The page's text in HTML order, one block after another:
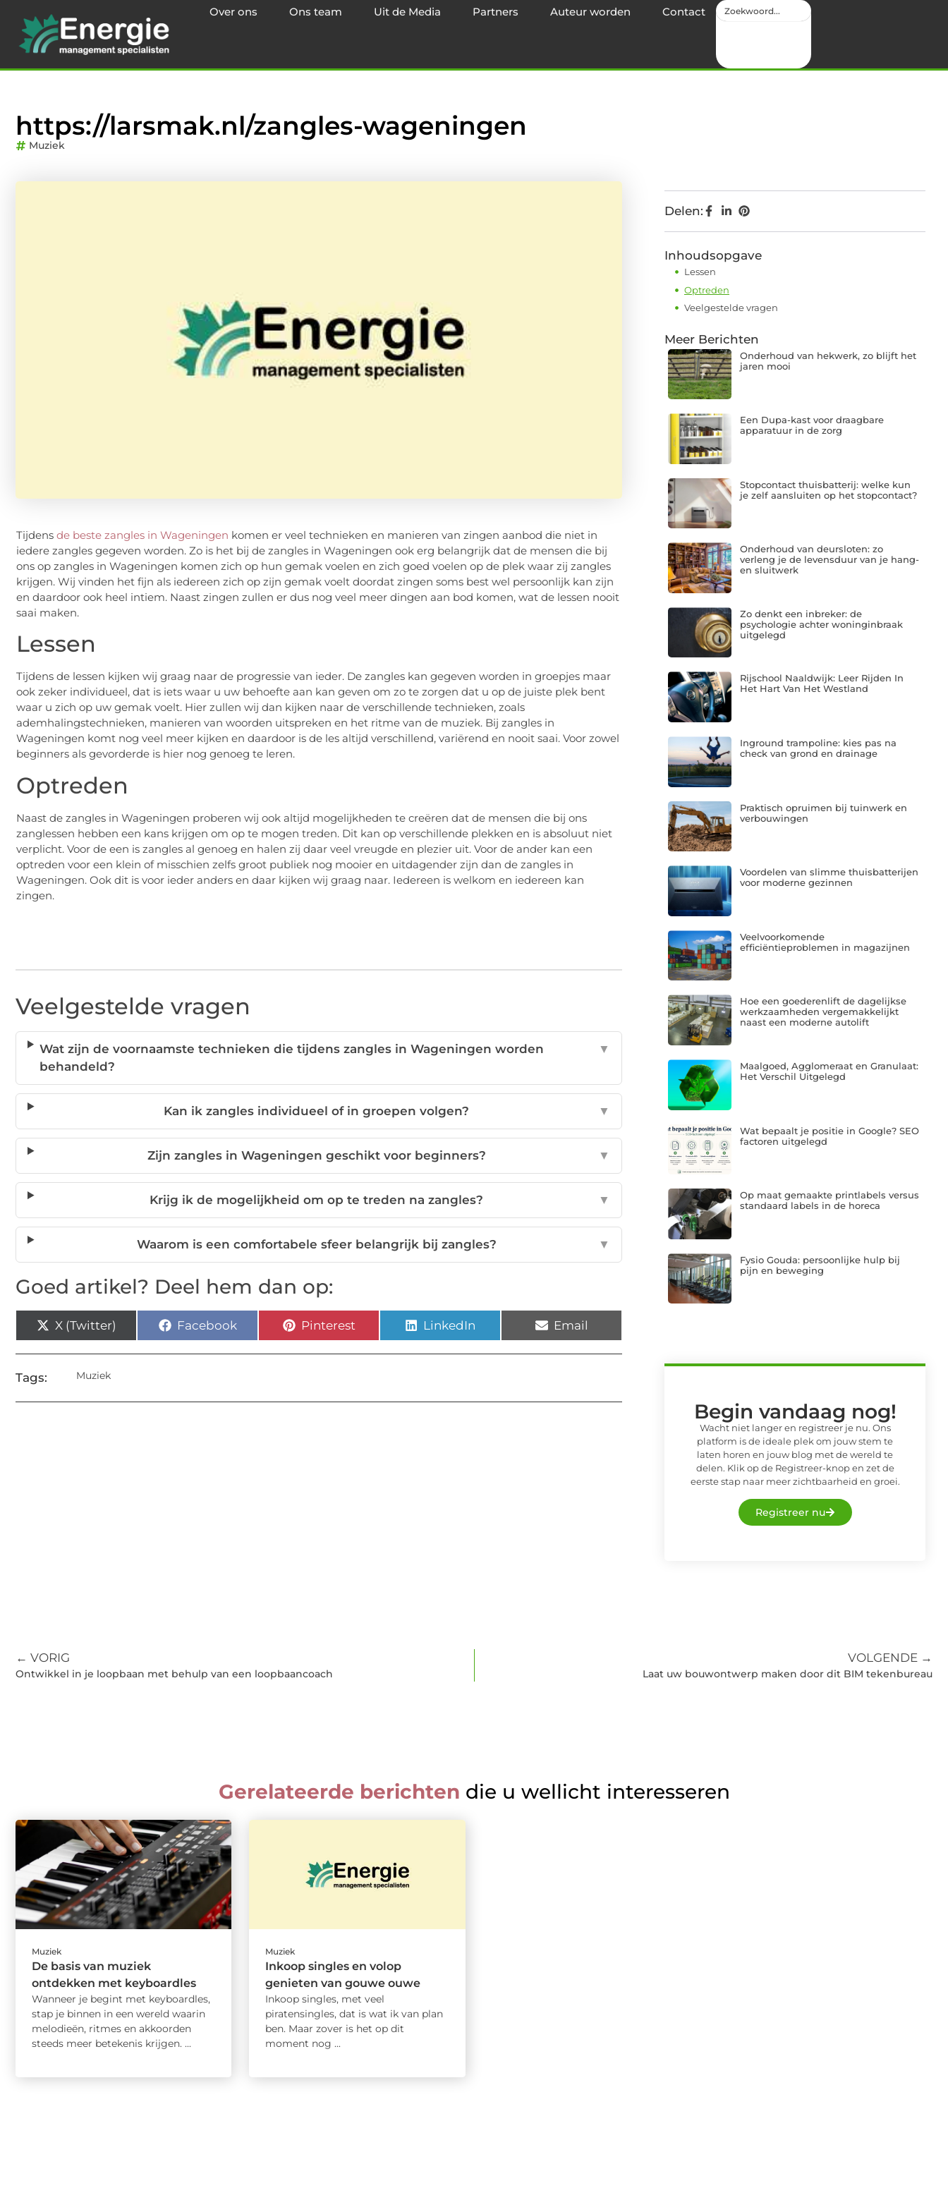
Over ons Ons team Uit de Media Partners Auteur worden Contact
https://larsmak.nl/zangles-wageningen
Muziek
Tijdens de beste zangles in Wageningen komen er veel technieken en manieren van zingen aanbod die niet in
iedere zangles gegeven worden. Zo is het bij de zangles in Wageningen ook erg belangrijk dat de mensen die bij
ons op zangles in Wageningen komen zich op hun gemak voelen en zich goed voelen op de plek waar zij zangles
krijgen. Wij vinden het fijn als iedereen zich op zijn gemak voelt doordat zingen soms best wel persoonlijk kan zijn
en daardoor ook heel intiem. Naast zingen zullen er dus nog veel meer dingen aan bod komen, wat de lessen nooit
saai maken.
Lessen
Tijdens de lessen kijken wij graag naar de progressie van ieder. De zangles kan gegeven worden in groepjes maar
ook zeker individueel, dat is iets waar u uw behoefte aan kan geven om zo te zorgen dat u op de juiste plek bent
waar u zich op uw gemak voelt. Hier zullen wij dan kijken naar de verschillende technieken, zoals
ademhalingstechnieken, manieren van woorden uitspreken en het ritme van de muziek. Bij zangles in
Wageningen komt nog veel meer kijken en daardoor is de les altijd verschillend, variërend en nooit saai. Voor zowel
beginners als gevorderde is hier nog genoeg te leren.
Optreden
Naast de zangles in Wageningen proberen wij ook altijd mogelijkheden te creëren dat de mensen die bij ons
zanglessen hebben een kans krijgen om op te mogen treden. Dit kan op verschillende plekken en is absoluut niet
verplicht. Voor de een is zangles al genoeg en halen zij daar veel vreugde en plezier uit. Voor de ander kan een
optreden voor een klein of misschien zelfs groot publiek nog mooier en uitdagender zijn dan de zangles in
Wageningen. Ook dit is voor ieder anders en daar kijken wij graag naar. Iedereen is welkom en iedereen kan
zingen.
Veelgestelde vragen
Wat zijn de voornaamste technieken die tijdens zangles in Wageningen worden
behandeld?
▼
Kan ik zangles individueel of in groepen volgen? ▼
Zijn zangles in Wageningen geschikt voor beginners? ▼
Krijg ik de mogelijkheid om op te treden na zangles? ▼
Waarom is een comfortabele sfeer belangrijk bij zangles? ▼
Goed artikel? Deel hem dan op:
X (Twitter) Facebook Pinterest LinkedIn Email
Tags: Muziek
Delen:
Inhoudsopgave
Lessen
Optreden
Veelgestelde vragen
Meer Berichten
Onderhoud van hekwerk, zo blijft het
jaren mooi
Een Dupa-kast voor draagbare
apparatuur in de zorg
Stopcontact thuisbatterij: welke kun
je zelf aansluiten op het stopcontact?
Onderhoud van deursloten: zo
verleng je de levensduur van je hang-
en sluitwerk
Zo denkt een inbreker: de
psychologie achter woninginbraak
uitgelegd
Rijschool Naaldwijk: Leer Rijden In
Het Hart Van Het Westland
Inground trampoline: kies pas na
check van grond en drainage
Praktisch opruimen bij tuinwerk en
verbouwingen
Voordelen van slimme thuisbatterijen
voor moderne gezinnen
Veelvoorkomende
efficiëntieproblemen in magazijnen
Hoe een goederenlift de dagelijkse
werkzaamheden vergemakkelijkt
naast een moderne autolift
Maalgoed, Agglomeraat en Granulaat:
Het Verschil Uitgelegd
Wat bepaalt je positie in Google? SEO
factoren uitgelegd
Op maat gemaakte printlabels versus
standaard labels in de horeca
Fysio Gouda: persoonlijke hulp bij
pijn en beweging
Begin vandaag nog!
Wacht niet langer en registreer je nu. Ons
platform is de ideale plek om jouw stem te
laten horen en jouw blog met de wereld te
delen. Klik op de Registreer-knop en zet de
eerste stap naar meer zichtbaarheid en groei.
Registreer nu
← VORIG
Ontwikkel in je loopbaan met behulp van een loopbaancoach
VOLGENDE →
Laat uw bouwontwerp maken door dit BIM tekenbureau
Gerelateerde berichten die u wellicht interesseren
Muziek
De basis van muziek
ontdekken met keyboardles
Wanneer je begint met keyboardles,
stap je binnen in een wereld waarin
melodieën, ritmes en akkoorden
steeds meer betekenis krijgen. ...
Muziek
Inkoop singles en volop
genieten van gouwe ouwe
Inkoop singles, met veel
piratensingles, dat is wat ik van plan
ben. Maar zover is het op dit
moment nog ...